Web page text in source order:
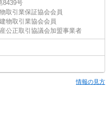
8439号
取引業保証協会会員
物取引業協会会員
公正取引協議会加盟事業者
情報の見方